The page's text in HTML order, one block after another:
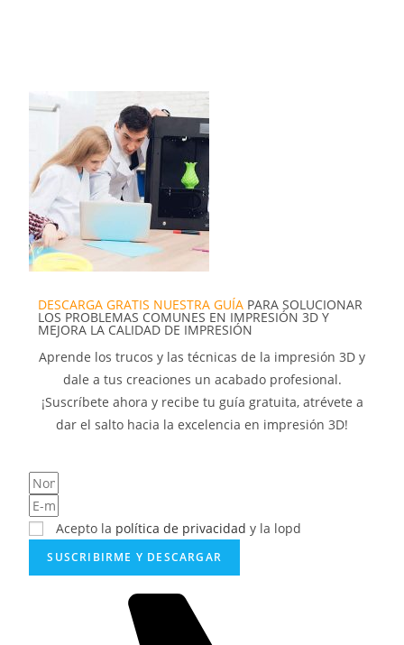
DESCARGA GRATIS NUESTRA GUÍA PARA SOLUCIONAR
LOS PROBLEMAS COMUNES EN IMPRESIÓN 3D Y
MEJORA LA CALIDAD DE IMPRESIÓN
Aprende los trucos y las técnicas de la impresión 3D y
dale a tus creaciones un acabado profesional.
¡Suscríbete ahora y recibe tu guía gratuita, atrévete a
dar el salto hacia la excelencia en impresión 3D!
Acepto la política de privacidad y la lopd
SUSCRIBIRME Y DESCARGAR